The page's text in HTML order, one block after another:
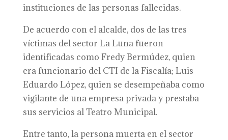
instituciones de las personas fallecidas.
De acuerdo con el alcalde, dos de las tres
víctimas del sector La Luna fueron
identificadas como Fredy Bermúdez, quien
era funcionario del CTI de la Fiscalía; Luis
Eduardo López, quien se desempeñaba como
vigilante de una empresa privada y prestaba
sus servicios al Teatro Municipal.
Entre tanto, la persona muerta en el sector